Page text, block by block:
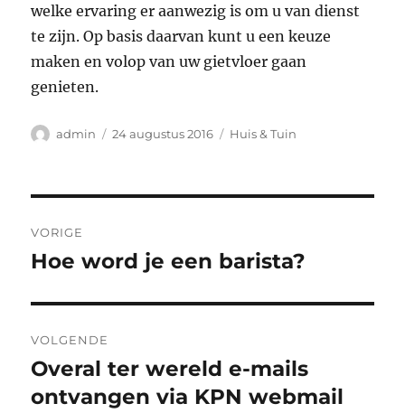
welke ervaring er aanwezig is om u van dienst
te zijn. Op basis daarvan kunt u een keuze
maken en volop van uw gietvloer gaan
genieten.
Auteur
admin
Geplaatst
24 augustus 2016 Categorieën
Huis & Tuin
navigatie
VORIGE
Vorig
Hoe word je een barista?
VOLGENDE
Volgend
bericht:
Overal ter wereld e-mails
ontvangen via KPN webmail